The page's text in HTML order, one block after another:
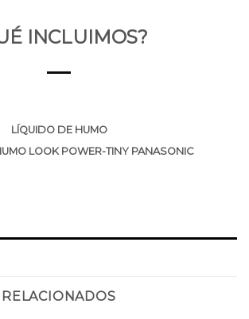
INCLUIMOS?
LÍQUIDO DE HUMO
LOOK POWER-TINY PANASONIC